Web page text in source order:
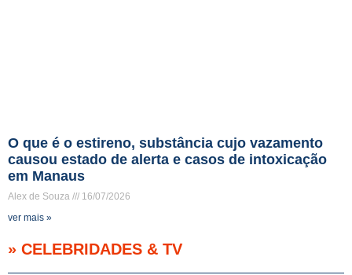
O que é o estireno, substância cujo vazamento
causou estado de alerta e casos de intoxicação
em Manaus
Alex de Souza
16/07/2026
ver mais »
» CELEBRIDADES & TV